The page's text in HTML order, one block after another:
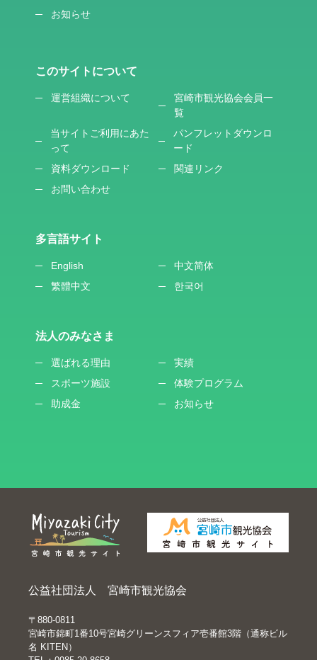
お知らせ
このサイトについて
運営組織について
宮崎市観光協会会員一
覧
当サイトご利用にあた
って
パンフレットダウンロ
ード
資料ダウンロード
関連リンク
お問い合わせ
多言語サイト
English
中文简体
繁體中文
한국어
法人のみなさま
選ばれる理由
実績
スポーツ施設
体験プログラム
助成金
お知らせ
公益社団法人 宮崎市観光協会
〒880-0811
宮崎市錦町1番10号宮崎グリーンスフィア壱番館3階（通称ビル
名 KITEN）